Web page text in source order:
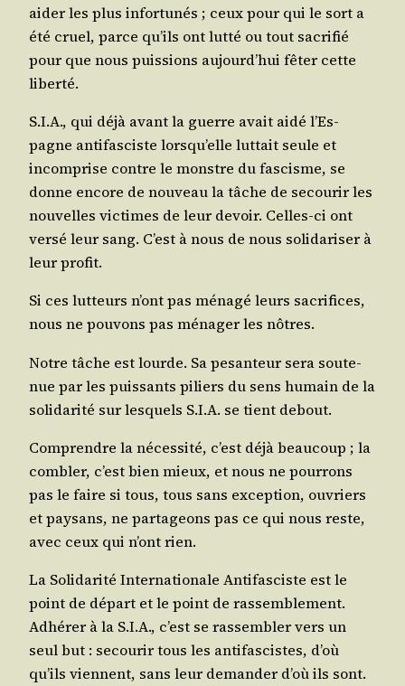
aider les plus infor­tu­nés ; ceux pour qui le sort a
été cruel, parce qu’ils ont lut­té ou tout sacri­fié
pour que nous puis­sions aujourd’­hui fêter cette
liberté.
S.I.A., qui déjà avant la guerre avait aidé l’Es­
pagne anti­fas­ciste lors­qu’elle lut­tait seule et
incom­prise contre le monstre du fas­cisme, se
donne encore de nou­veau la tâche de secou­rir les
nou­velles vic­times de leur devoir. Celles-ci ont
ver­sé leur sang. C’est à nous de nous soli­da­ri­ser à
leur profit.
Si ces lut­teurs n’ont pas ména­gé leurs sacri­fices,
nous ne pou­vons pas ména­ger les nôtres.
Notre tâche est lourde. Sa pesan­teur sera sou­te­
nue par les puis­sants piliers du sens humain de la
soli­da­ri­té sur les­quels S.I.A. se tient debout.
Com­prendre la néces­si­té, c’est déjà beau­coup ; la
com­bler, c’est bien mieux, et nous ne pour­rons
pas le faire si tous, tous sans excep­tion, ouvriers
et pay­sans, ne par­ta­geons pas ce qui nous reste,
avec ceux qui n’ont rien.
La Soli­da­ri­té Inter­na­tio­nale Anti­fas­ciste est le
point de départ et le point de ras­sem­ble­ment.
Adhé­rer à la S.I.A., c’est se ras­sem­bler vers un
seul but : secou­rir tous les anti­fas­cistes, d’où
qu’ils viennent, sans leur deman­der d’où ils sont.